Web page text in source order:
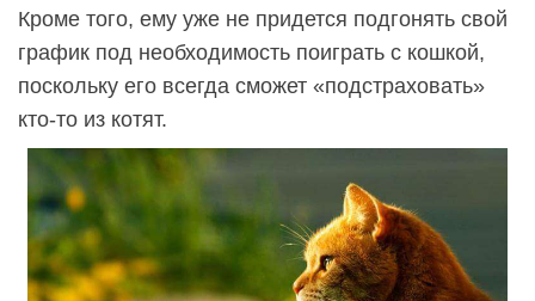
Кроме того, ему уже не придется подгонять свой
график под необходимость поиграть с кошкой,
поскольку его всегда сможет «подстраховать»
кто-то из котят.